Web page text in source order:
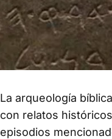
La arqueología
con relatos
episodios